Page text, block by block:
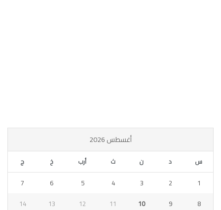
أغسطس 2026
س د ن ث أرب خ ج
1
2
3
4
5
6
7
8
9
10
11
12
13
14